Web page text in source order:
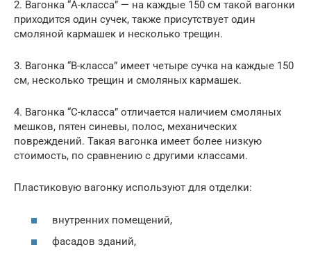
2. Вагонка “А-класса” — на каждые 150 см такой вагонки
приходится один сучек, также присутствует один
смоляной кармашек и несколько трещин.
3. Вагонка “В-класса” имеет четыре сучка на каждые 150
см, несколько трещин и смоляных кармашек.
4. Вагонка “С-класса” отличается наличием смоляных
мешков, пятен синевы, полос, механических
повреждений. Такая вагонка имеет более низкую
стоимость, по сравнению с другими классами.
Пластиковую вагонку используют для отделки:
внутренних помещений,
фасадов зданий,